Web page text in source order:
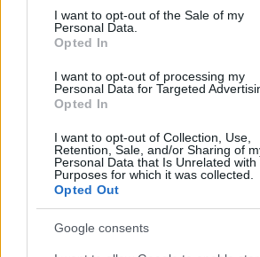
consent section.
I want to opt-out of the Sale of my
Personal Data.
Opted In
I want to opt-out of processing my
Personal Data for Targeted
Opted In
I want to opt-out of Collection, Use,
Retention, Sale, and/or Sharing of
Personal Data that Is Unrelated with
Purposes for which it was collected.
Opted Out
Google consents
2010, θεωρήθηκε ότι, επειδή
στον πολίτη, ήταν μια θετική
δημιούργησε κενά και
αρμοδιοτήτων, που, μαζί με την
διαφορετικές ερμηνείες και
δημιουργηθούν συνθήκες για
αδιαφάνειας». Πρόβλημα που,
διορθώνει ο πρόσφατος